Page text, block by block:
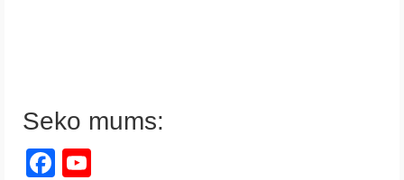
Seko mums:
Facebook